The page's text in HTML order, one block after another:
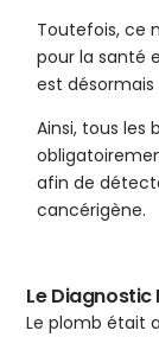
Toutefois, ce
pour la santé
est
Ainsi, tous les
afin de
cancérigène.
Le Diagnostic
Le plomb était